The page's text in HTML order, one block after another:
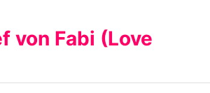
Utiq verwalten
von Fabi (Love